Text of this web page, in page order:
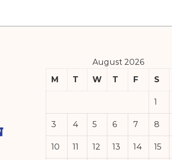
August 2026
M
T W T F S
1
3 4 5 6 7 8
10 11 12 13 14 15